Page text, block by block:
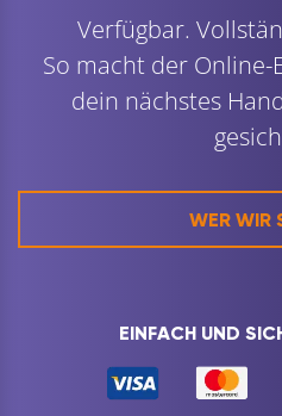
Verfügbar.
So macht der Online-
dein nächstes
WER WIR
EINFACH UND